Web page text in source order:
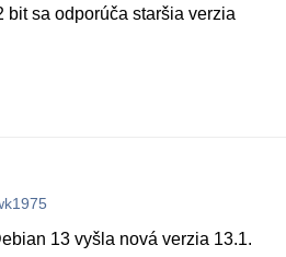
bit sa odporúča staršia verzia
13 vyšla nová verzia 13.1.